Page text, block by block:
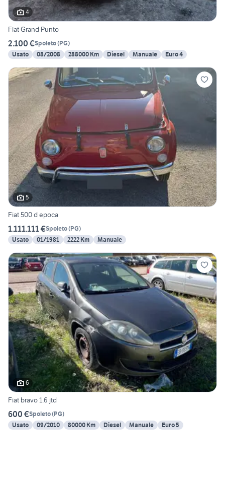
4
Fiat Grand Punto
2.100 €Spoleto(PG)
Usato
08/2008 288000 Km Diesel Manuale Euro 4
5
Fiat 500 d epoca
1.111.111 €Spoleto(PG)
Usato
01/1981 2222 Km Manuale
6
Fiat bravo 1.6 jtd
600 €Spoleto(PG)
Usato
09/2010 80000 Km Diesel Manuale Euro 5